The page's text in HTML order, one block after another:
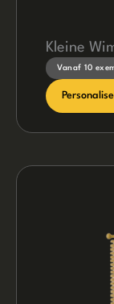
Kleine
Vanaf 10